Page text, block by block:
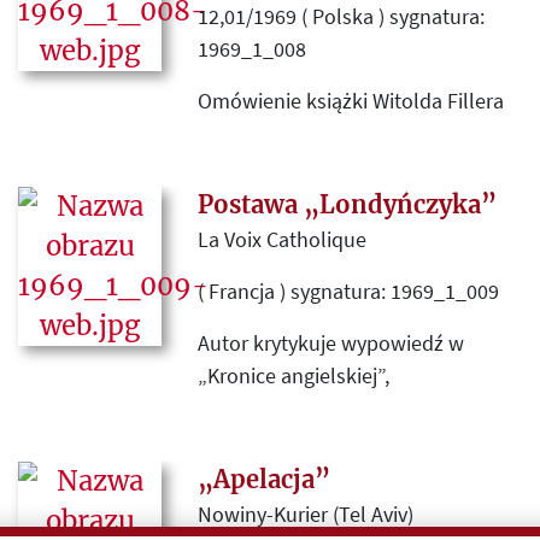
jednakże wydawcy.
12,01/1969 ( Polska ) sygnatura:
1969_1_008
Omówienie książki Witolda Fillera
MON), o „antypolskiej
propagandzie grupy z Maisons-
Postawa „Londyńczyka”
La Voix Catholique
( Francja ) sygnatura: 1969_1_009
Autor krytykuje wypowiedź w
„Kronice angielskiej”,
odnosząc się do Listu pasterskiego
biskupów polskich, wydanego
„Apelacja”
Nowiny-Kurier (Tel Aviv)